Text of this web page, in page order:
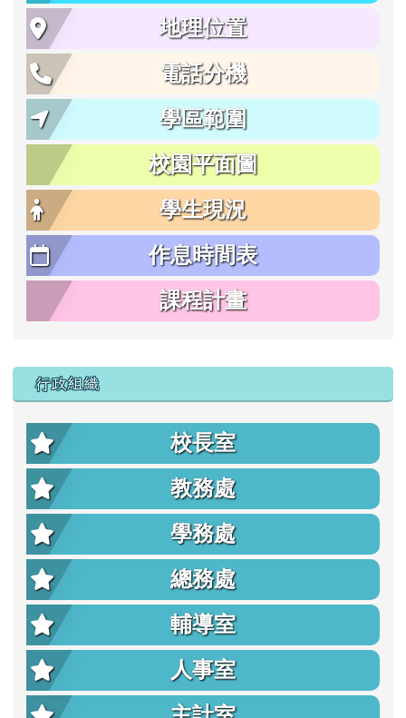
地理位置
電話分機
學區範圍
校園平面圖
學生現況
作息時間表
課程計畫
行政組織
校長室
教務處
學務處
總務處
輔導室
人事室